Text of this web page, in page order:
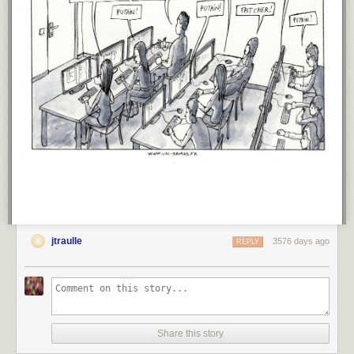
Tout comme compter le nombre de sorties au restaurant, l’argent est une
observable bien pratique et, de plus, universelle. À quelques très rares
exceptions, tous les êtres humains utilisent aujourd’hui de l’argent qui
est convertissable en n’importe quelle autre monnaie.
L’impossibilité des objectifs multiples.
La sagesse populaire nous enseigne qu’à courir deux lièvres, on n’en
attrape aucun. Et, inconsciemment, tout humain et toute institution
humaine applique ce principe en ne maximisant qu’un seul et unique
objectif.
objectif secondaire est inutile : s’il est atteint, c’est par pure chance.
Or, comme nous venons de le voir, l’observable par défaut est l’argent.
L’objectif par défaut devient donc le fait de s’enrichir.
On peut d’ailleurs remarquer que les personnes dont l’objectif principal
l’argent n’est qu’un moyen de subsistance pour eux, ils gagnent un strict
minimum et se consacrent à un objectif qu’ils ont choisi en conscience.
jtraulle 3576 days ago
REPLY
Share this story